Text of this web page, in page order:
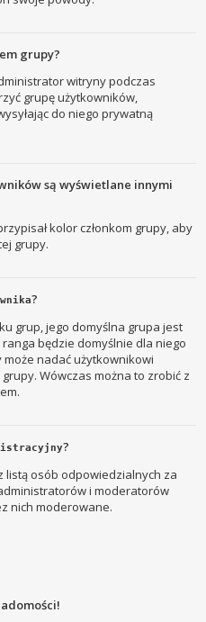
grupy?
witryny podczas
grupę użytkowników,
do niego prywatną
są wyświetlane innymi
kolor członkom grupy, aby
grupy.
?
grup, jego domyślna grupa jest
będzie domyślnie dla niego
nadać użytkownikowi
Wówczas można to zrobić z
?
listą osób odpowiedzialnych za
i moderatorów
nich moderowane.